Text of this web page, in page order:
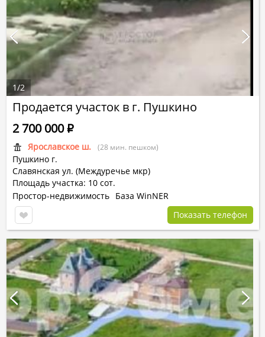
Продается участок в г. Пушкино
Ярославское ш. (28 мин. пешком)
Пушкино г.
Славянская ул. (Междуречье мкр)
Площадь участка: 10 сот.
2 700 000Р
Простор-недвижимость База WinNER
Показать телефон
1/2